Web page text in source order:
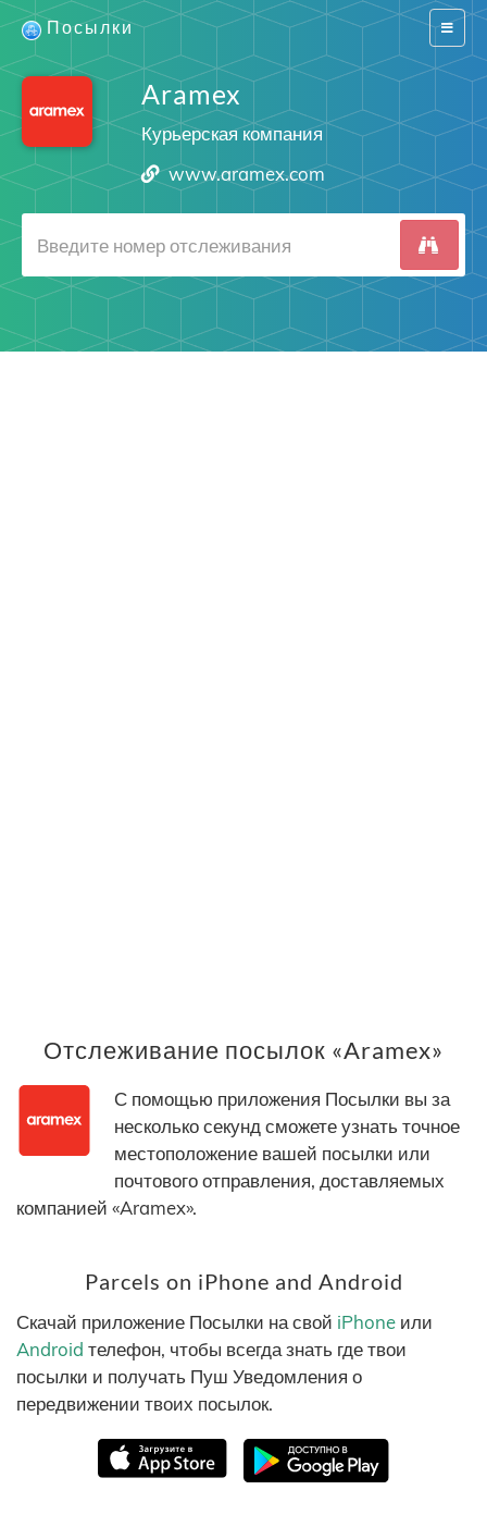
Switch
Посылки
Aramex
Курьерская компания
www.aramex.com
Отслеживание посылок «Aramex»
С помощью приложения Посылки вы за
несколько секунд сможете узнать точное
местоположение вашей посылки или
почтового отправления, доставляемых
компанией «Aramex».
Parcels on iPhone and Android
Скачай приложение Посылки на свой iPhone или
Android телефон, чтобы всегда знать где твои
посылки и получать Пуш Уведомления о
передвижении твоих посылок.